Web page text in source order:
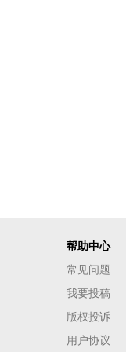
帮助中心
常见问题
我要投稿
版权投诉
用户协议